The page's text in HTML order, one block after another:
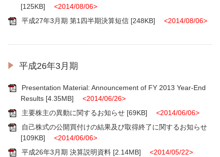
[125KB] <2014/08/06>
平成27年3月期 第1四半期決算短信[248KB] <2014/08/06>
平成26年3月期
Presentation Material: Announcement of FY 2013 Year-End
Results[4.35MB] <2014/06/26>
主要株主の異動に関するお知らせ[69KB] <2014/06/06>
自己株式の公開買付けの結果及び取得終了に関するお知らせ
[109KB] <2014/06/06>
平成26年3月期 決算説明資料[2.14MB] <2014/05/22>